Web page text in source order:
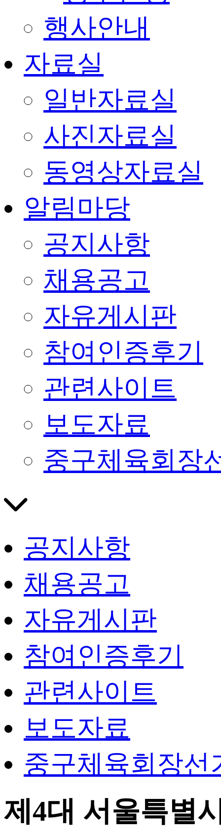
행사안내
자료실
일반자료실
사진자료실
동영상자료실
알림마당
공지사항
채용공고
자유게시판
참여인증후기
관련사이트
보도자료
중구체육회장
공지사항
채용공고
자유게시판
참여인증후기
관련사이트
보도자료
중구체육회장선
제4대 서울특별